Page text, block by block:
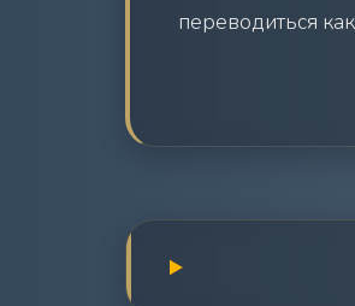
переводиться